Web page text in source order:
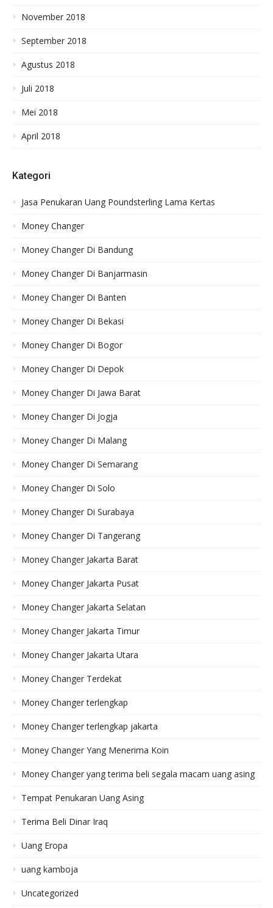
November 2018
September 2018
Agustus 2018
Juli 2018
Mei 2018
April 2018
Kategori
Jasa Penukaran Uang Poundsterling Lama Kertas
Money Changer
Money Changer Di Bandung
Money Changer Di Banjarmasin
Money Changer Di Banten
Money Changer Di Bekasi
Money Changer Di Bogor
Money Changer Di Depok
Money Changer Di Jawa Barat
Money Changer Di Jogja
Money Changer Di Malang
Money Changer Di Semarang
Money Changer Di Solo
Money Changer Di Surabaya
Money Changer Di Tangerang
Money Changer Jakarta Barat
Money Changer Jakarta Pusat
Money Changer Jakarta Selatan
Money Changer Jakarta Timur
Money Changer Jakarta Utara
Money Changer Terdekat
Money Changer terlengkap
Money Changer terlengkap jakarta
Money Changer Yang Menerima Koin
Money Changer yang terima beli segala macam uang asing
Tempat Penukaran Uang Asing
Terima Beli Dinar Iraq
Uang Eropa
uang kamboja
Uncategorized